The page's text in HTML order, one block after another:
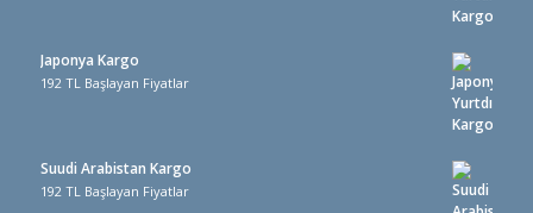
Japonya Kargo
192 TL Başlayan Fiyatlar
Suudi Arabistan Kargo
192 TL Başlayan Fiyatlar